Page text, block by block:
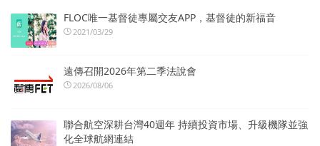
FLOC唯一基督徒專屬交友APP，基督徒的新福音
2021/03/29
遠傳召開2026年第二季法說會
2026/08/06
聯合航空深耕台灣40週年 持續投資市場、升級機隊並強
化全球航網連結